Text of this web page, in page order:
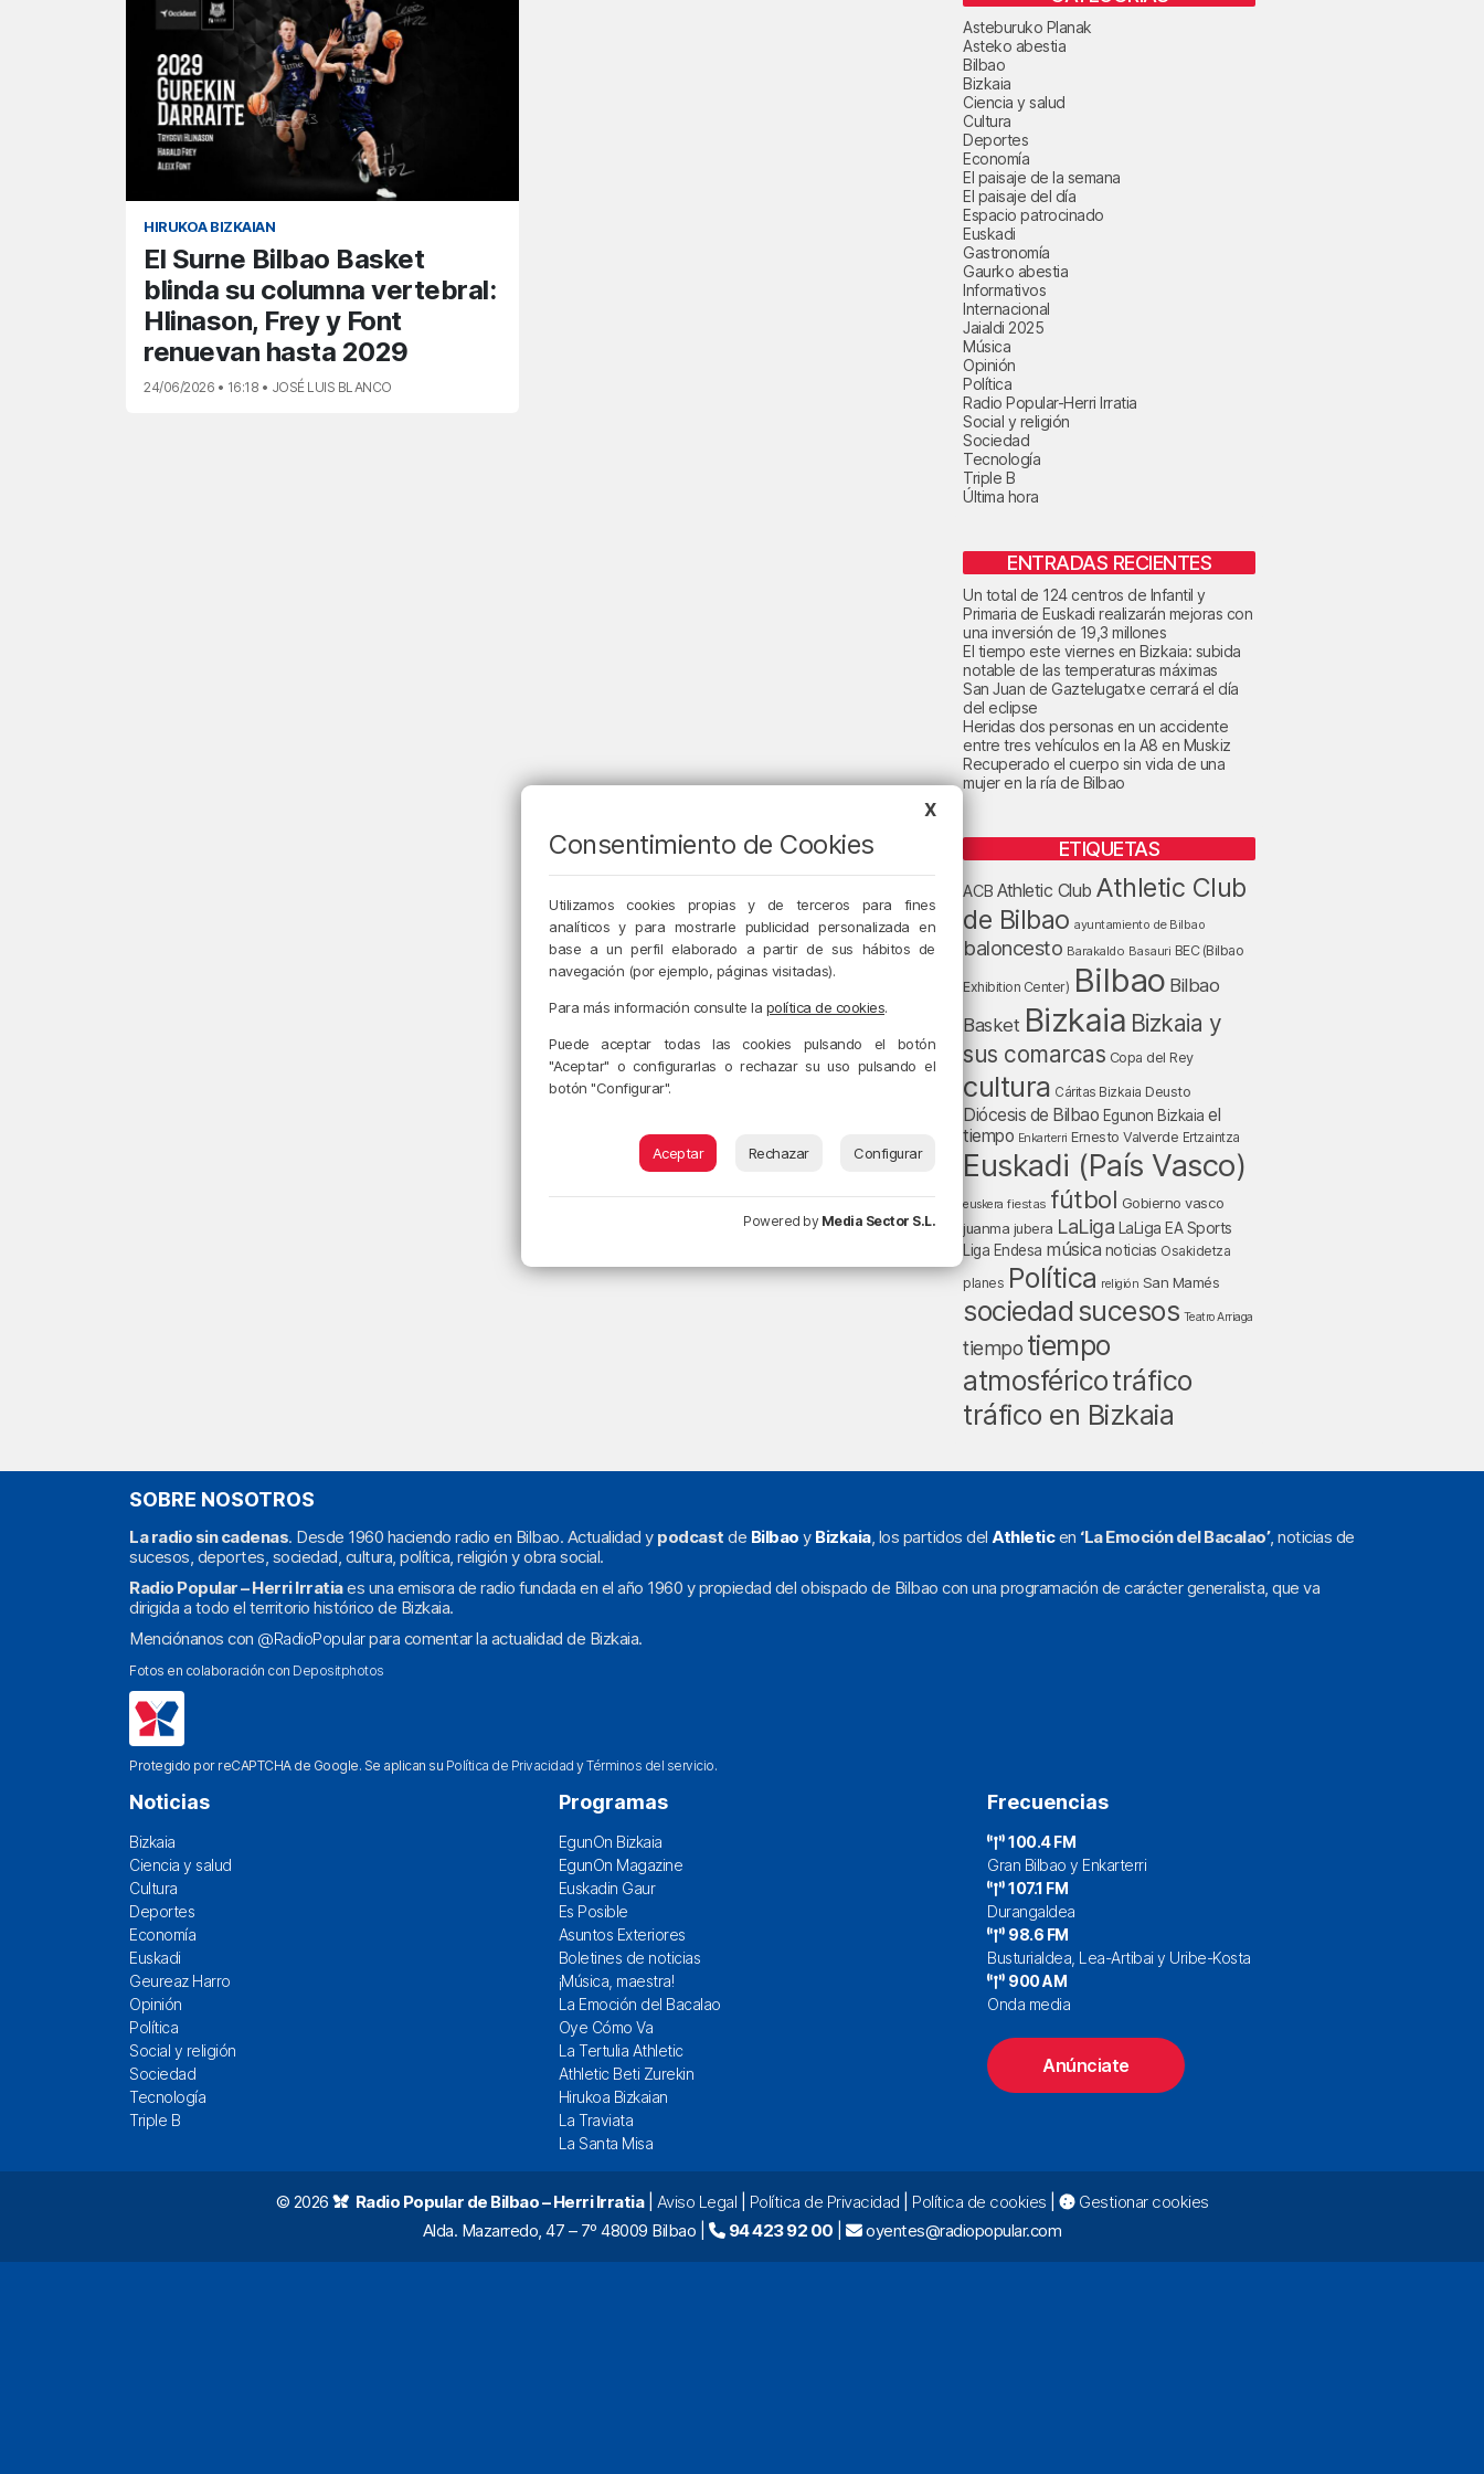
HIRUKOA BIZKAIAN
El Surne Bilbao Basket
blinda su columna vertebral:
Hlinason, Frey y Font
renuevan hasta 2029
24/06/2026 • 16:18 • JOSÉ LUIS BLANCO
Asteburuko Planak
Asteko abestia
Bilbao
Bizkaia
Ciencia y salud
Cultura
Deportes
Economía
El paisaje de la semana
El paisaje del día
Espacio patrocinado
Euskadi
Gastronomía
Gaurko abestia
Informativos
Internacional
Jaialdi 2025
Música
Opinión
Política
Radio Popular-Herri Irratia
Social y religión
Sociedad
Tecnología
Triple B
Última hora
ENTRADAS RECIENTES
Un total de 124 centros de Infantil y
Primaria de Euskadi realizarán mejoras con
una inversión de 19,3 millones
El tiempo este viernes en Bizkaia: subida
notable de las temperaturas máximas
San Juan de Gaztelugatxe cerrará el día
del eclipse
Heridas dos personas en un accidente
entre tres vehículos en la A8 en Muskiz
Recuperado el cuerpo sin vida de una
mujer en la ría de Bilbao
ETIQUETAS
ACB Athletic Club Athletic Club
de Bilbao ayuntamiento de Bilbao
baloncesto Barakaldo Basauri BEC (Bilbao
Exhibition Center) Bilbao Bilbao
Basket Bizkaia Bizkaia y
sus comarcas Copa del Rey
cultura Cáritas Bizkaia Deusto
Diócesis de Bilbao Egunon Bizkaia el
tiempo Enkarterri Ernesto Valverde Ertzaintza
Euskadi (País Vasco)
euskera fiestas fútbol Gobierno vasco
juanma jubera LaLiga LaLiga EA Sports
Liga Endesa música noticias Osakidetza
planes Política religión San Mamés
sociedad sucesos Teatro Arriaga
tiempo tiempo
atmosféricotráfico
tráfico en Bizkaia
SOBRE NOSOTROS
La radio sin cadenas. Desde 1960 haciendo radio en Bilbao. Actualidad y podcast de Bilbao y Bizkaia, los partidos del Athleticen ‘La Emoción del Bacalao’, noticias de
sucesos, deportes, sociedad, cultura, política, religión y obra social.
Radio Popular – Herri Irratiaes una emisora de radio fundada en el año 1960 y propiedad del obispado de Bilbao con una programación de carácter generalista, que va
dirigida a todo el territorio histórico de Bizkaia.
Menciónanos con @RadioPopularpara comentar la actualidad de Bizkaia.
Fotos en colaboración con Depositphotos
Protegido por reCAPTCHA de Google. Se aplican su Política de Privacidad yTérminos del servicio.
Noticias
Bizkaia
Ciencia y salud
Cultura
Deportes
Economía
Euskadi
Geureaz Harro
Opinión
Política
Social y religión
Sociedad
Tecnología
Triple B
Programas
EgunOn Bizkaia
EgunOn Magazine
Euskadin Gaur
Es Posible
Asuntos Exteriores
Boletines de noticias
¡Música, maestra!
La Emoción del Bacalao
Oye Cómo Va
La Tertulia Athletic
Athletic Beti Zurekin
Hirukoa Bizkaian
La Traviata
La Santa Misa
Frecuencias
100.4 FM
Gran Bilbao y Enkarterri
107.1 FM
Durangaldea
98.6 FM
Busturialdea, Lea-Artibai y Uribe-Kosta
900 AM
Onda media
Anúnciate
© 2026 Radio Popular de Bilbao – Herri Irratia| Aviso Legal Política de Privacidad Política de cookies
Gestionar cookies
Alda. Mazarredo, 47 – 7º 48009 Bilbao |
94 423 92 00 | oyentes@radiopopular.com
X
Consentimiento de Cookies
Utilizamos cookies propias y de terceros para fines
analíticos y para mostrarle publicidad personalizada en
base a un perfil elaborado a partir de sus hábitos de
navegación (por ejemplo, páginas visitadas).
Para más información consulte la política de cookies.
Puede aceptar todas las cookies pulsando el botón
"Aceptar" o configurarlas o rechazar su uso pulsando el
botón "Configurar".
Aceptar Rechazar Configurar
Powered by Media Sector S.L.